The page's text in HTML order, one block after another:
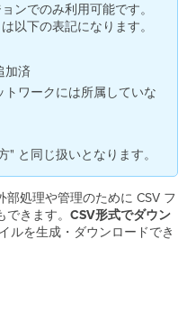
ンでのみ利用可能です。
以下の表記になります。
加済
ワークには所属していな
" と同じ扱いとなります。
処理や管理のために CSV フ
できます。CSV形式でダウン
ルを生成・ダウンロードでき